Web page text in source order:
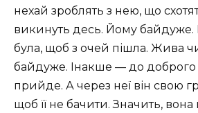
нехай зроблять з нею, що
викинуть десь. Йому
була, щоб з очей пішла. Жива
байдуже. Інакше — до
прийде. А через неї він свою
щоб її не бачити. Значить,